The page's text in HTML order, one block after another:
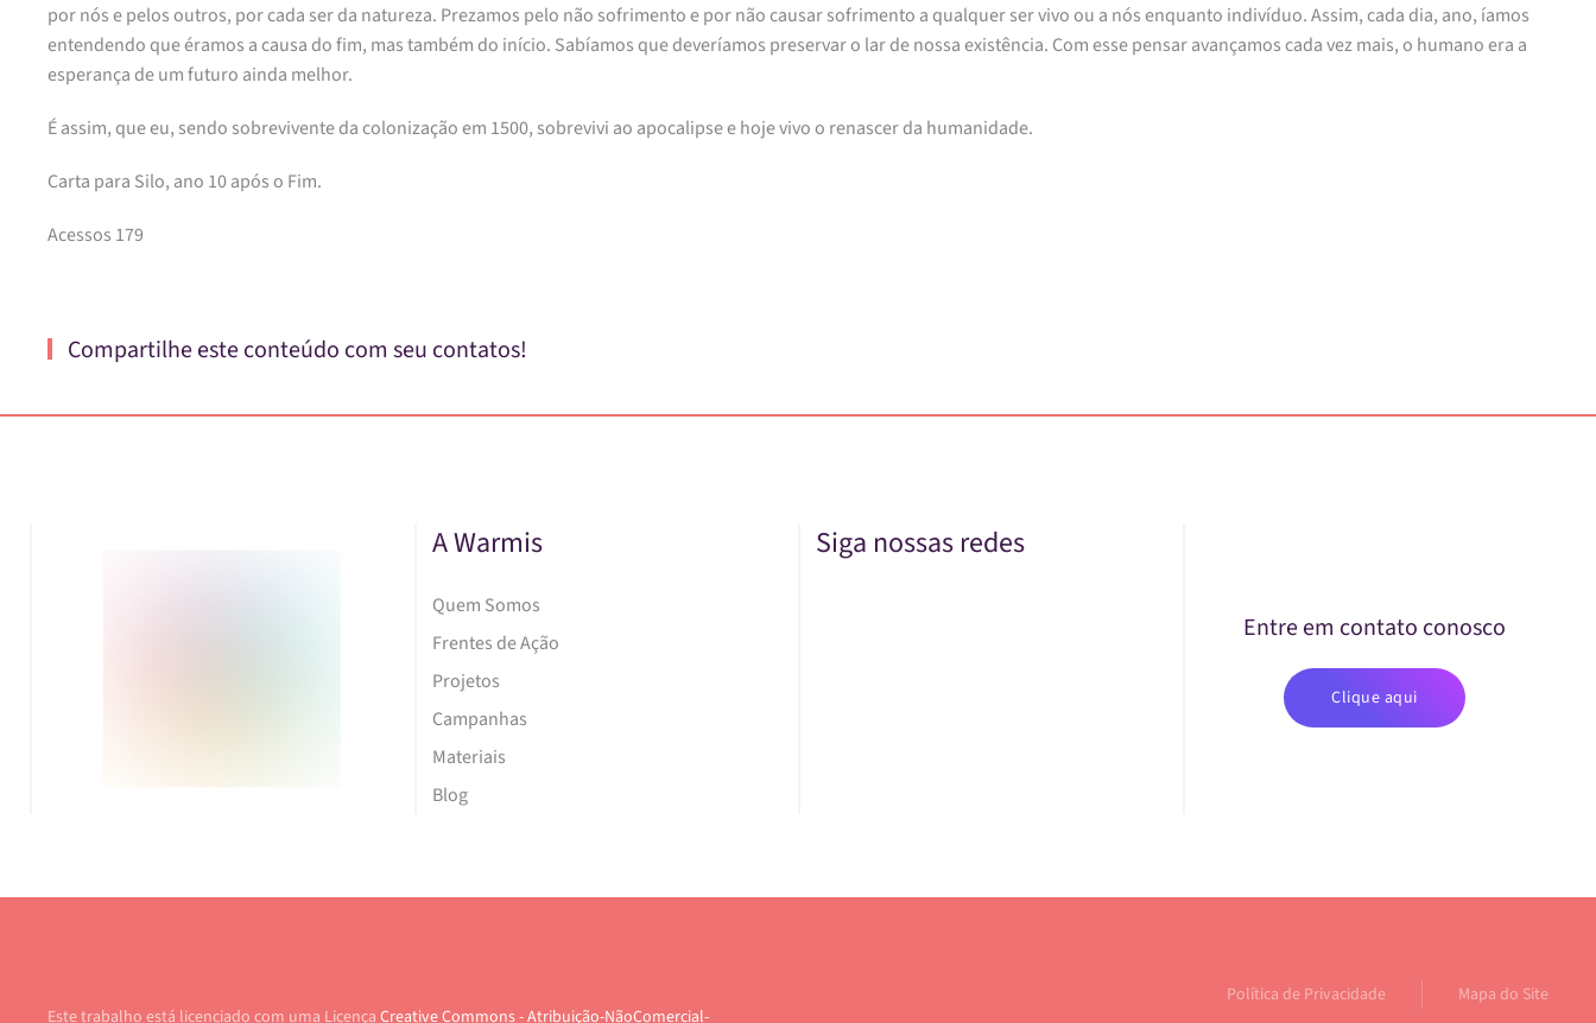
por nós e pelos outros, por cada ser da natureza. Prezamos pelo não sofrimento e por não causar sofrimento a qualquer ser vivo ou a nós enquanto indivíduo. Assim, cada dia, ano, íamos
entendendo que éramos a causa do fim, mas também do início. Sabíamos que deveríamos preservar o lar de nossa existência. Com esse pensar avançamos cada vez mais, o humano era a
esperança de um futuro ainda melhor.
É assim, que eu, sendo sobrevivente da colonização em 1500, sobrevivi ao apocalipse e hoje vivo o renascer da humanidade.
Carta para Silo, ano 10 após o Fim.
Acessos 179
Compartilhe este conteúdo com seu contatos!
A Warmis
Quem Somos
Frentes de Ação
Projetos
Campanhas
Materiais
Blog
Siga nossas redes
Entre em contato conosco
Clique aqui
Este trabalho está licenciado com uma Licença Creative Commons - Atribuição-NãoComercial-
Política de Privacidade Mapa do Site